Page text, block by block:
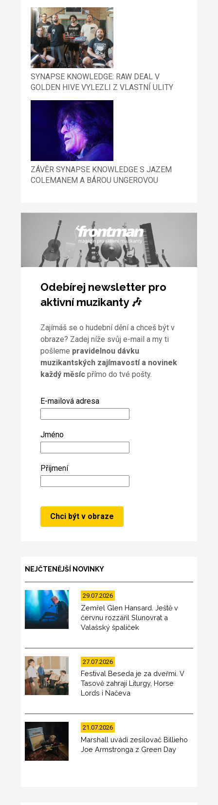
SYNAPSE KNOWLEDGE: RAW DEAL V
GOLDEN HIVE VYLEZLI Z VLASTNÍ ULITY
ZÁVĚR SYNAPSE KNOWLEDGE S JAZEM
COLEMANEM A BÁROU UNGEROVOU
Odebírej newsletter pro
aktivní muzikanty 🎶
Zajímáš se o hudební dění a chceš být v
obraze? Zadej níže svůj e-mail a my ti
pošleme pravidelnou dávku
muzikantských zajímavostí a novinek
každý měsícpřímo do tvé pošty.
E-mailová adresa
Jméno
Příjmení
NEJČTENĚJŠÍ NOVINKY
29.07.2026
Zemřel Glen Hansard. Ještě v
červnu rozzářil Slunovrat a
Valašský špalíček
27.07.2026
Festival Beseda je za dveřmi. V
Tasově zahrají Liturgy, Horse
Lords i Načeva
21.07.2026
Marshall uvádí zesilovač Billieho
Joe Armstronga z Green Day